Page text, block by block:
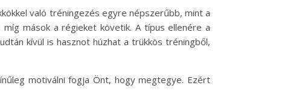
való tréningezés egyre népszerűbb, mint a
mások a régieket követik. A típus ellenére a
kívül is hasznot húzhat a trükkös tréningből,
motiválni fogja Önt, hogy megtegye. Ezért